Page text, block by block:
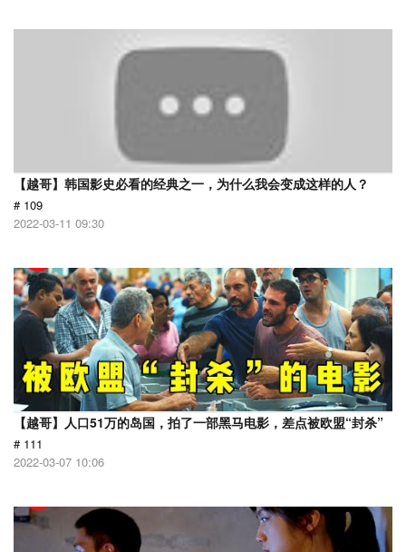
【越哥】韩国影史必看的经典之一，为什么我会变成这样的人？
# 109
2022-03-11 09:30
【越哥】人口51万的岛国，拍了一部黑马电影，差点被欧盟“封杀”
# 111
2022-03-07 10:06